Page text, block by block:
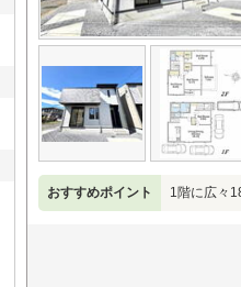
おすすめポイント 1階に広々